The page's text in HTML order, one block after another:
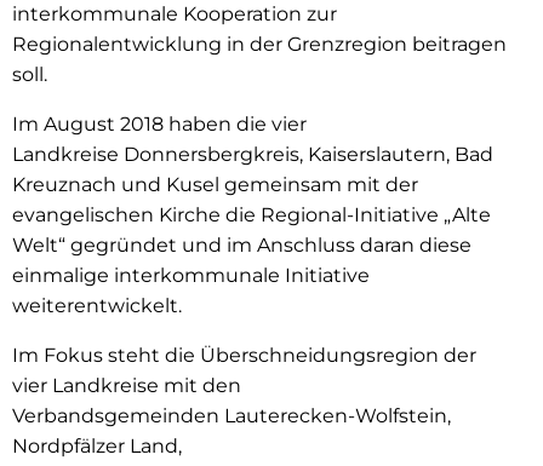
interkommunale Kooperation zur
Regionalentwicklung in der Grenzregion beitragen
soll.
Im August 2018 haben die vier
Landkreise Donnersbergkreis, Kaisers­lautern, Bad
Kreuznach und Kusel gemeinsam mit der
evangelischen Kirche die Regional-Initiative „Alte
Welt“ gegründet und im Anschluss daran diese
einmalige interkommunale Initiative
weiterentwickelt.
Im Fokus steht die Überschneidungsregion der
vier Landkreise mit den
Verbandsgemeinden Lauterecken-Wolfstein,
Nordpfälzer Land,